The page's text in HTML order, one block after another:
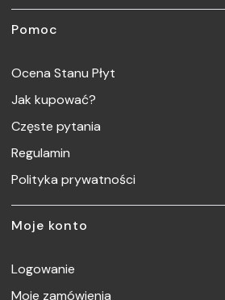
Pomoc
Ocena Stanu Płyt
Jak kupować?
Częste pytania
Regulamin
Polityka prywatności
Moje konto
Logowanie
Moje zamówienia